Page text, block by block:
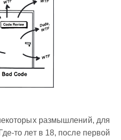
размышлений, для
то лет в 18, после первой